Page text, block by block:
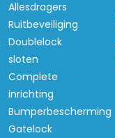
Allesdragers
Ruitbeveiliging
Doublelock
sloten
Complete
inrichting
Bumperbescherming
Gatelock